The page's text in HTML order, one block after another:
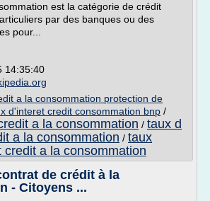
est la catégorie de crédit
par des banques ou des
pour...
14:35:40
a la consommation protection de
d'interet credit consommation bnp /
a la consommation / taux d
a la consommation / taux
credit a la consommation
de crédit à la
- Citoyens ...